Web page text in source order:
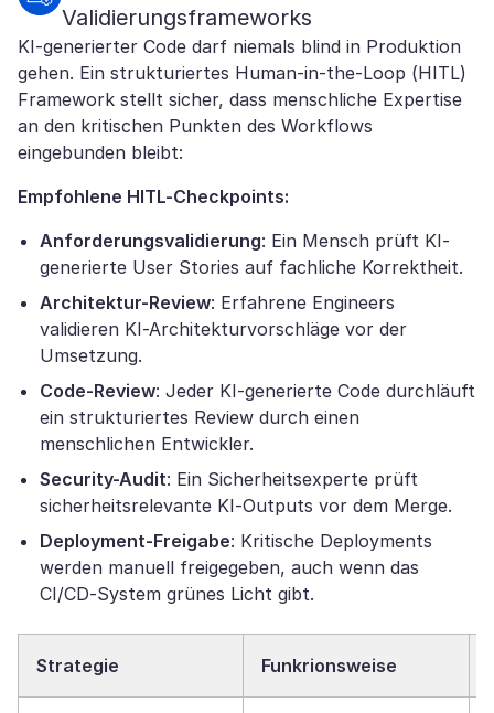
Validierungsframeworks
KI-generierter Code darf niemals blind in Produktion
gehen. Ein strukturiertes Human-in-the-Loop (HITL)
Framework stellt sicher, dass menschliche Expertise
an den kritischen Punkten des Workflows
eingebunden bleibt:
Empfohlene HITL-Checkpoints:
Anforderungsvalidierung: Ein Mensch prüft KI-
generierte User Stories auf fachliche Korrektheit.
Architektur-Review: Erfahrene Engineers
validieren KI-Architekturvorschläge vor der
Umsetzung.
Code-Review: Jeder KI-generierte Code durchläuft
ein strukturiertes Review durch einen
menschlichen Entwickler.
Security-Audit: Ein Sicherheitsexperte prüft
sicherheitsrelevante KI-Outputs vor dem Merge.
Deployment-Freigabe: Kritische Deployments
werden manuell freigegeben, auch wenn das
CI/CD-System grünes Licht gibt.
Strategie Funkrionsweise